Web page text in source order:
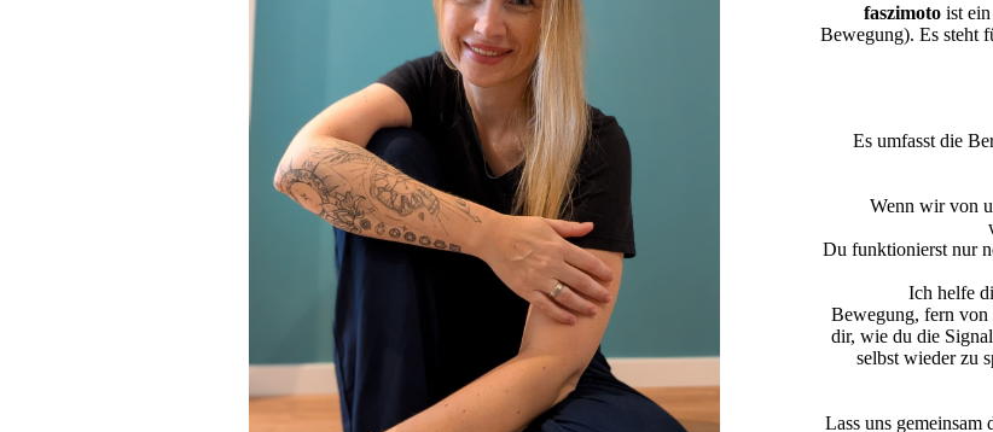
faszimoto ist
Bewegung). Es steht
Es umfasst die
Wenn wir von
Du funktionierst nur
Ich helfe
Bewegung, fern von
dir, wie du die
selbst wieder zu
Lass uns gemeinsam